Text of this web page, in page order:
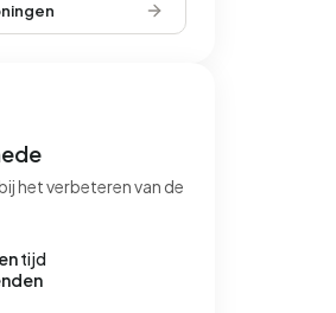
het verbeteren van de
tijd